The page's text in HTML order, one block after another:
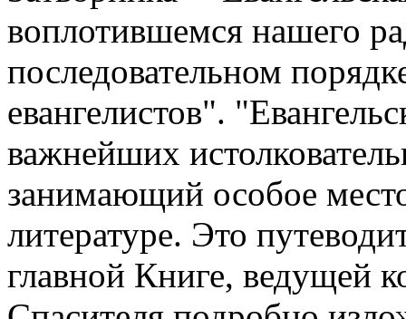
воплотившемся нашего
последовательном
евангелистов".
важнейших
занимающий особое
литературе. Это
главной Книге, ведущей